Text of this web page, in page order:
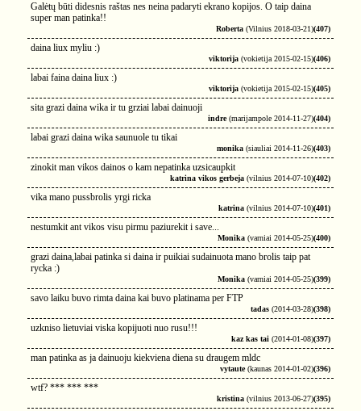
Galėtų būti didesnis raštas nes neina padaryti ekrano kopijos. O taip daina
super man patinka!!
Roberta (Vilnius 2018-03-21)(407)
daina liux myliu :)
viktorija (vokietija 2015-02-15)(406)
labai faina daina liux :)
viktorija (vokietija 2015-02-15)(405)
sita grazi daina wika ir tu grziai labai dainuoji
indre(marijampole 2014-11-27)(404)
labai grazi daina wika saunuole tu tikai
monika (siauliai 2014-11-26)(403)
zinokit man vikos dainos o kam nepatinka uzsicaupkit
katrina vikos gerbeja (vilnius 2014-07-10)(402)
vika mano pussbrolis yrgi ricka
katrina (vilnius 2014-07-10)(401)
nestumkit ant vikos visu pirmu paziurekit i save...
Monika (varniai 2014-05-25)(400)
grazi daina,labai patinka si daina ir puikiai sudainuota mano brolis taip pat
rycka :)
Monika (varniai 2014-05-25)(399)
savo laiku buvo rimta daina kai buvo platinama per FTP
tadas (2014-03-28)(398)
uzkniso lietuviai viska kopijuoti nuo rusu!!!
kaz kas tai (2014-01-08)(397)
man patinka as ja dainuoju kiekviena diena su draugem mldc
vytaute(kaunas 2014-01-02)(396)
wtf? *** *** ***
kristina (vilnius 2013-06-27)(395)